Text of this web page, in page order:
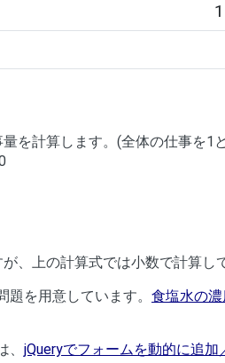
を計算します。(全体の仕事を1
、上の計算式では小数で計算し
を用意しています。 食塩水の
jQueryでフォームを動的に追加